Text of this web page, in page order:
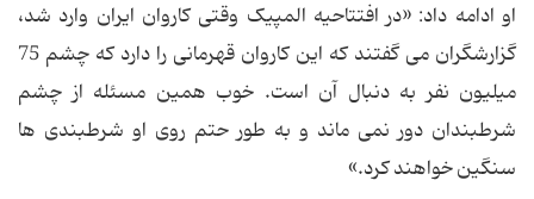
او ادامه داد: «در افتتاحیه المپیک وقتی کاروان ایران وارد شد،
گزارشگران می گفتند که این کاروان قهرمانی را دارد که چشم 75
میلیون نفر به دنبال آن است. خوب همین مسئله از چشم
شرطبندان دور نمی ماند و به طور حتم روی او شرطبندی ها
سنگین خواهند کرد.»